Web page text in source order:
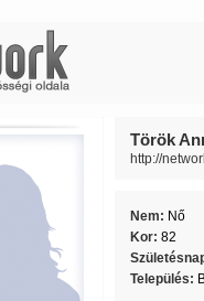
Török
http://
Nem: Nő
Kor: 82
Település: